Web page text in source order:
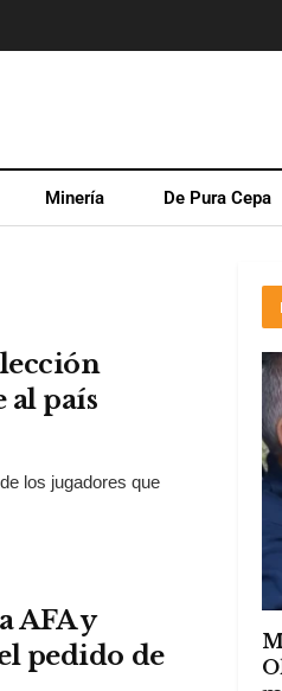
Minería De Pura Cepa
al país
los jugadores que
AFA y
pedido de